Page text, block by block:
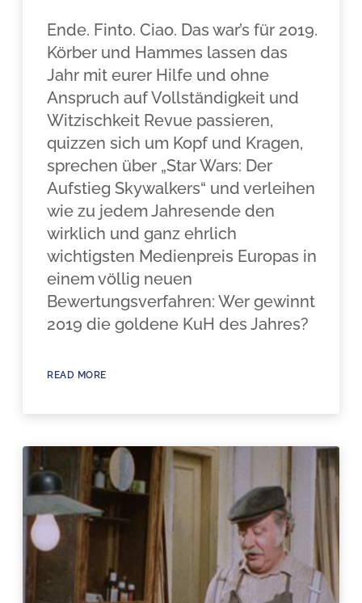
Ende. Finto. Ciao. Das war’s für 2019.
Körber und Hammes lassen das
Jahr mit eurer Hilfe und ohne
Anspruch auf Vollständigkeit und
Witzischkeit Revue passieren,
quizzen sich um Kopf und Kragen,
sprechen über „Star Wars: Der
Aufstieg Skywalkers“ und verleihen
wie zu jedem Jahresende den
wirklich und ganz ehrlich
wichtigsten Medienpreis Europas in
einem völlig neuen
Bewertungsverfahren: Wer gewinnt
2019 die goldene KuH des Jahres?
READ MORE